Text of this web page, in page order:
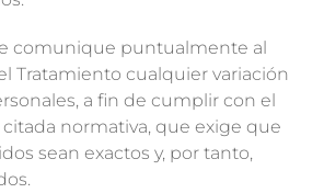
comunique puntualmente al
Tratamiento cualquier variación
a fin de cumplir con el
citada normativa, que exige que
sean exactos y, por tanto,